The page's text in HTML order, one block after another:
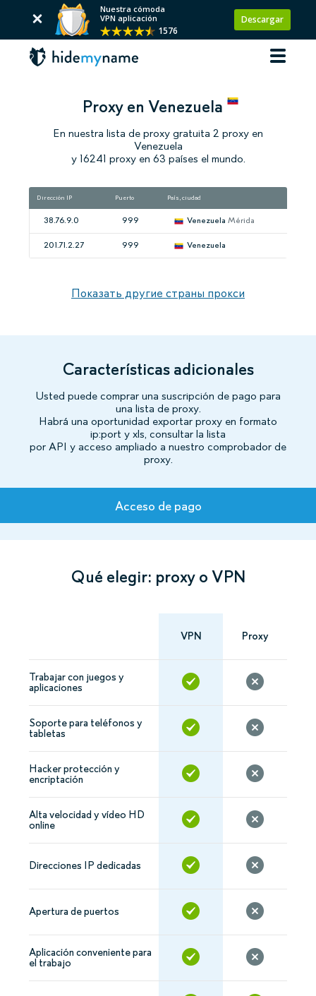
Nuestra cómoda
VPN aplicación
1576
Descargar
Proxy en Venezuela
En nuestra lista de proxy gratuita 2 proxy en
Venezuela
y 16241 proxy en 63 países el mundo.
Dirección IP Puerto País, ciudad
38.76.9.0 999 Venezuela Mérida
201.71.2.27 999 Venezuela
Показать другие страны прокси
Características adicionales
Usted puede comprar una suscripción de pago para
una lista de proxy.
Habrá una oportunidad exportar proxy en formato
ip:port y xls, consultar la lista
por API y acceso ampliado a nuestro comprobador de
proxy.
Tarifas
Qué elegir: proxy o VPN
VPN Proxy
Trabajar con juegos y
aplicaciones
Soporte para teléfonos y
tabletas
Hacker protección y
encriptación
Alta velocidad y vídeo HD
online
Direcciones IP dedicadas
Apertura de puertos
Aplicación conveniente para
el trabajo
Acceso de pago